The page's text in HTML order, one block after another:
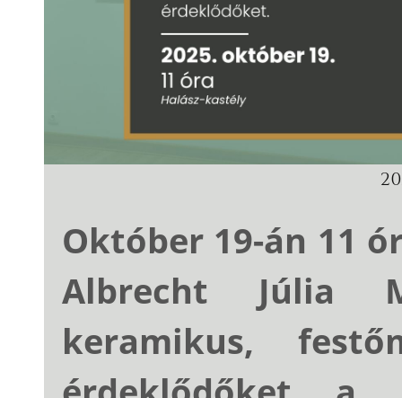
Október 19-án 11
Albrecht Júlia
keramikus,